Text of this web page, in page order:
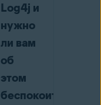
Log4j и
нужно
ли вам
об
этом
беспокоиться